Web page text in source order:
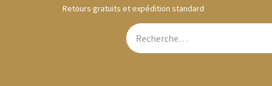
Retours gratuits et expédition standard